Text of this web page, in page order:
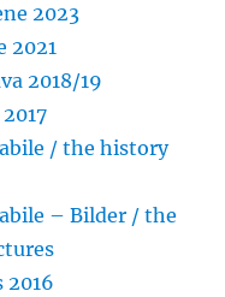
2023
2021
2018/19
/ the history
– Bilder / the
2016